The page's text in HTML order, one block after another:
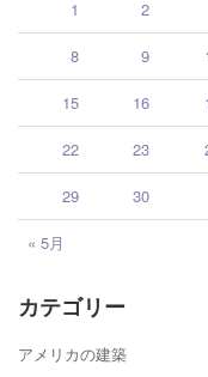
« 5月
1 2
8 9
15 16
22 23
29 30
カテゴリー
アメリカの建築